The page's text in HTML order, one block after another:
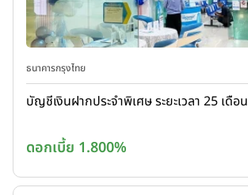
ธนาคารกรุงไทย
บัญชีเงินฝากประจำพิเศษ ระยะเวลา 25 เดือน
ดอกเบี้ย 1.800%